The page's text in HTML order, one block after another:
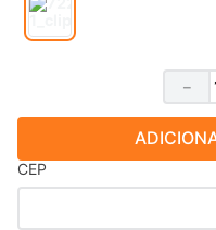
－
CEP